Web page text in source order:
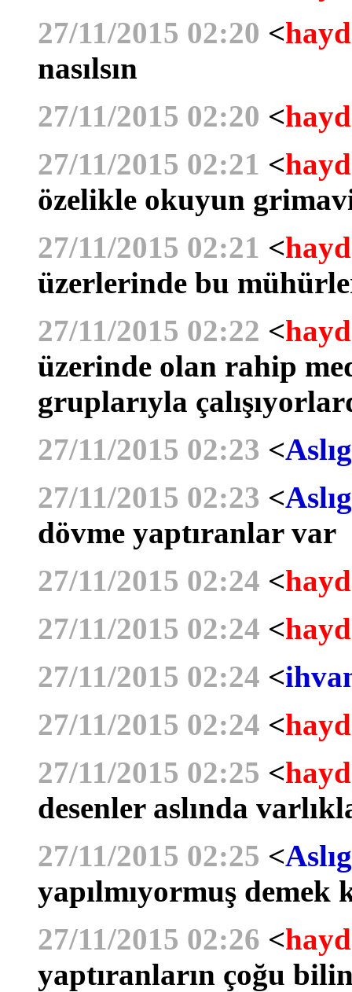
27/11/2015 02:20 <
nasılsın
27/11/2015 02:20 <
27/11/2015 02:21 <
özelikle okuyun
27/11/2015 02:21 <
üzerlerinde bu
27/11/2015 02:22 <
üzerinde olan rahip
gruplarıyla
27/11/2015 02:23 <
27/11/2015 02:23 <
dövme yaptıranlar var
27/11/2015 02:24 <
27/11/2015 02:24 <
27/11/2015 02:24 <
27/11/2015 02:24 <
27/11/2015 02:25 <
desenler aslında
27/11/2015 02:25 <
yapılmıyormuş demek
27/11/2015 02:26 <
yaptıranların çoğu